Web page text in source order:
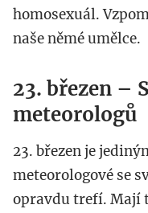
homosexuál.
naše němé umělce.
23. březen –
meteorologů
23. březen je
meteorologové se
opravdu trefí. Mají